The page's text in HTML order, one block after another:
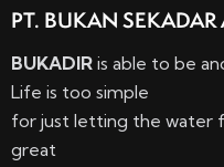
PT. BUKAN SEKADAR
BUKADIR is able to be
Life is too simple
for just letting the water
great